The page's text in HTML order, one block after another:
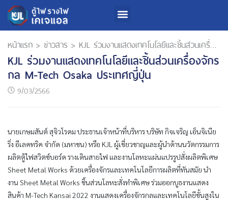
หน้าแรก > ข่าวสาร > KJL ร่วมงานแสดงเทคโนโลยีและชิ้นส่วนเครื่องจักรกล M-Tech Osaka ประเทศญี่ปุ่น
KJL ร่วมงานแสดงเทคโนโลยีและชิ้นส่วนเครื่องจักร
กล M-Tech Osaka ประเทศญี่ปุ่น
9/03/2566
นายเกษมสันต์ สุจิวโรดม ประธานเจ้าหน้าที่บริหาร บริษัท กิจเจริญ เอ็นจิเนีย
ริ่ง อีเลคทริค จำกัด (มหาชน) หรือ KJL ผู้เชี่ยวชาญและผู้นำด้านนวัตกรรมการ
ผลิตตู้ไฟสวิตช์บอร์ด รางเดินสายไฟ และงานโลหะแผ่นแปรรูปสั่งผลิตพิเศษ
Sheet Metal Works ด้วยเครื่องจักรและเทคโนโลยีการผลิตที่ทันสมัย นำ
งาน Sheet Metal Works ชิ้นส่วนโลหะสั่งทำพิเศษ ร่วมออกบูธงานแสดง
สินค้า M-Tech Kansai 2022 งานแสดงเครื่องจักรกลและเทคโนโลยีขั้นสูงใน